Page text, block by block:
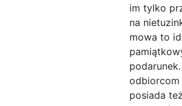
im tylko
na
mowa to
posiada